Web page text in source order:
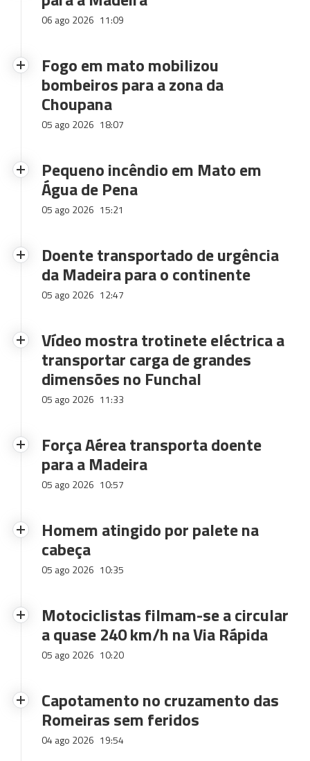
06 ago 2026 11:09
Fogo em mato mobilizou
bombeiros para a zona da
Choupana
05 ago 2026 18:07
Pequeno incêndio em Mato em
Água de Pena
05 ago 2026 15:21
Doente transportado de urgência
da Madeira para o continente
05 ago 2026 12:47
Vídeo mostra trotinete eléctrica a
transportar carga de grandes
dimensões no Funchal
05 ago 2026 11:33
Força Aérea transporta doente
para a Madeira
05 ago 2026 10:57
Homem atingido por palete na
cabeça
05 ago 2026 10:35
Motociclistas filmam-se a circular
a quase 240 km/h na Via Rápida
05 ago 2026 10:20
Capotamento no cruzamento das
Romeiras sem feridos
04 ago 2026 19:54